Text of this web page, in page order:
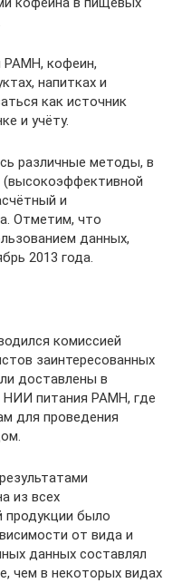
РАМН, кофеин,
напитках и
как источник
и учёту.
различные методы, в
(высокоэффективной
и
Отметим, что
данных,
2013 года.
комиссией
заинтересованных
доставлены в
питания РАМН, где
для проведе­ния
из всех
продукции было
от вида и
данных составлял
чем в некоторых видах